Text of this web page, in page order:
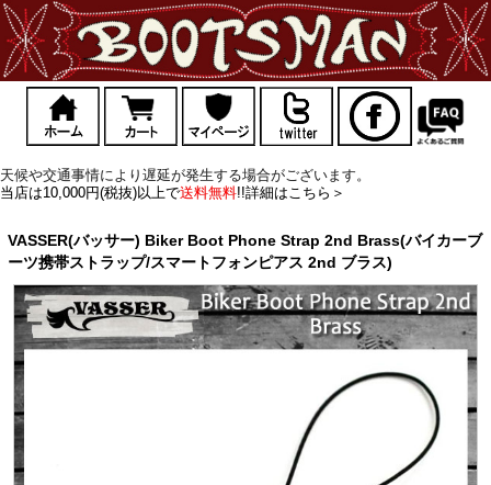
天候や交通事情により遅延が発生する場合がございます。
当店は10,000円(税抜)以上で送料無料!!詳細はこちら＞
VASSER(バッサー) Biker Boot Phone Strap 2nd Brass(バイカーブ
ーツ携帯ストラップ/スマートフォンピアス 2nd ブラス)